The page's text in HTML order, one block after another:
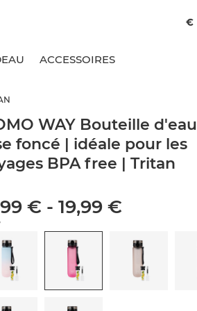
€
ACCESSOIRES
WAY Bouteille d'eau
foncé | idéale pour les
BPA free | Tritan
€ -19,99 €